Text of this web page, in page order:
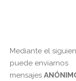
Mediante el
puede enviarnos
mensajes